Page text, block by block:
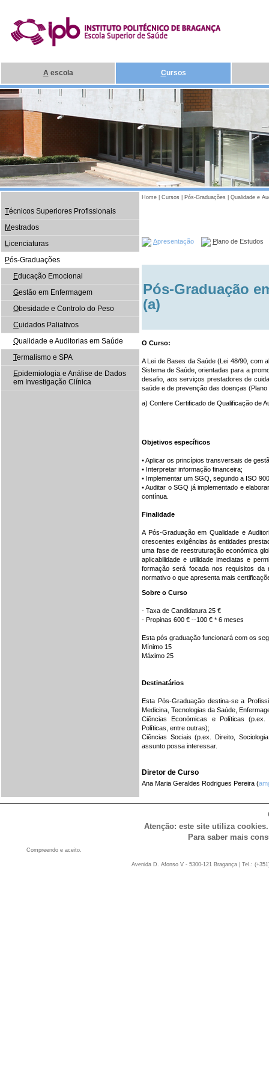
A escola Cursos
Técnicos Superiores Profissionais
Mestrados
Licenciaturas
Pós-Graduações
Educação Emocional
Gestão em Enfermagem
Obesidade e Controlo do Peso
Cuidados Paliativos
Qualidade e Auditorias em Saúde
Termalismo e SPA
Epidemiologia e Análise de Dados
em Investigação Clínica
Home Cursos Pós-Graduações Qualidade e
Apresentação Plano de Estudos
Pós-Graduação
(a)
O Curso:
A Lei de Bases da Saúde (Lei 48/90, com
Sistema de Saúde, orientadas para a
desafio, aos serviços prestadores de
saúde e de prevenção das doenças
a) Confere Certificado de Qualificação de
Objetivos específicos
• Aplicar os princípios transversais de
• Interpretar informação financeira;
• Implementar um SGQ, segundo a ISO
• Auditar o SGQ já implementado e
contínua.
Finalidade
A Pós-Graduação em Qualidade e
crescentes exigências às entidades
uma fase de reestruturação económica
aplicabilidade e utilidade imediatas e
formação será focada nos requisitos da
normativo o que apresenta mais
Sobre o Curso
- Taxa de Candidatura 25 €
- Propinas 600 € --100 € * 6 meses
Esta pós graduação funcionará com os
Mínimo 15
Máximo 25
Destinatários
Esta Pós-Graduação destina-se a
Medicina, Tecnologias da Saúde,
Ciências Económicas e Políticas
Políticas, entre outras);
Ciências Sociais (p.ex. Direito,
assunto possa interessar.
Diretor de Curso
Ana Maria Geraldes Rodrigues Pereira (
Atenção: este site utiliza
Para saber mais
Compreendo e aceito.
Avenida D. Afonso V - 5300-121 Bragança | Tel.: